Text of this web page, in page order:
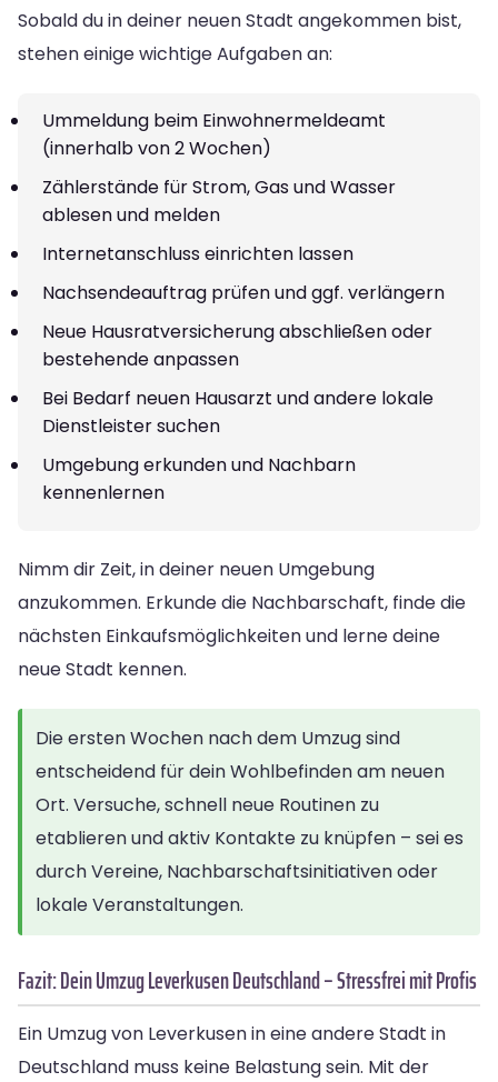
Sobald du in deiner neuen Stadt angekommen bist,
stehen einige wichtige Aufgaben an:
Ummeldung beim Einwohnermeldeamt
(innerhalb von 2 Wochen)
Zählerstände für Strom, Gas und Wasser
ablesen und melden
Internetanschluss einrichten lassen
Nachsendeauftrag prüfen und ggf. verlängern
Neue Hausratversicherung abschließen oder
bestehende anpassen
Bei Bedarf neuen Hausarzt und andere lokale
Dienstleister suchen
Umgebung erkunden und Nachbarn
kennenlernen
Nimm dir Zeit, in deiner neuen Umgebung
anzukommen. Erkunde die Nachbarschaft, finde die
nächsten Einkaufsmöglichkeiten und lerne deine
neue Stadt kennen.
Die ersten Wochen nach dem Umzug sind
entscheidend für dein Wohlbefinden am neuen
Ort. Versuche, schnell neue Routinen zu
etablieren und aktiv Kontakte zu knüpfen – sei es
durch Vereine, Nachbarschaftsinitiativen oder
lokale Veranstaltungen.
Fazit: Dein Umzug Leverkusen Deutschland – Stressfrei mit Profis
Ein Umzug von Leverkusen in eine andere Stadt in
Deutschland muss keine Belastung sein. Mit der